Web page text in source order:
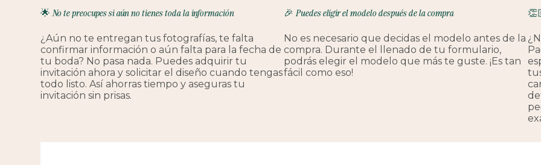
🌟 No te preocupes si aún no tienes toda la información
¿Aún no te entregan tus fotografías, te falta
confirmar información o aún falta para la fecha de
tu boda? No pasa nada. Puedes adquirir tu
invitación ahora y solicitar el diseño cuando tengas
todo listo. Así ahorras tiempo y aseguras tu
invitación sin prisas.
🎉 Puedes eligir el modelo después de la compra
No es necesario que decidas el modelo antes de la
compra. Durante el llenado de tu formulario,
podrás elegir el modelo que más te guste. ¡Es tan
fácil como eso!